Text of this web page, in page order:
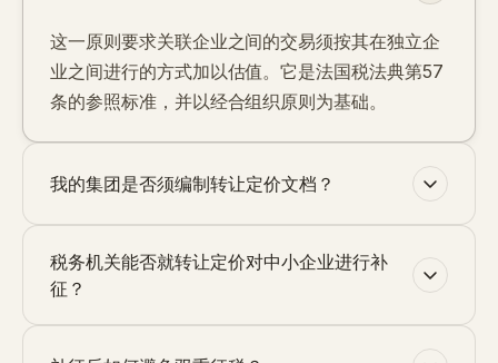
这一原则要求关联企业之间的交易须按其在独立企
业之间进行的方式加以估值。它是法国税法典第57
条的参照标准，并以经合组织原则为基础。
我的集团是否须编制转让定价文档？
税务机关能否就转让定价对中小企业进行补
征？